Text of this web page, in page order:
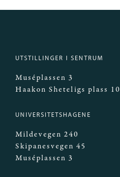
UTSTILLINGER I SENTRUM
Muséplassen 3
Haakon Sheteligs plass 10
UNIVERSITETSHAGENE
Mildevegen 240
Skipanesvegen 45
Muséplassen 3